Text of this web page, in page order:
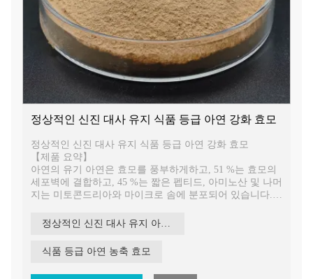
정상적인 신진 대사 유지 식품 등급 아연 강화 효모
정상적인 신진 대사 유지 식품 등급 아연 강화 효모
【제품 요약】
아연의 유기 아연은 효모를 풍부하게하고, 51 %는 효모의
세포벽에 결합하고, 45 %는 짧은 펩티드, 아미노산 및 나머
지는 미토콘드리아와 마이크로 솜에 분포되어 있습니다.
에 결합하여 무기 아연보다 생체 이용률이 더 높은 다당류-
정상적인 신진 대사 유지 아연이 풍부한 효모
식품 등급 아연 농축 효모